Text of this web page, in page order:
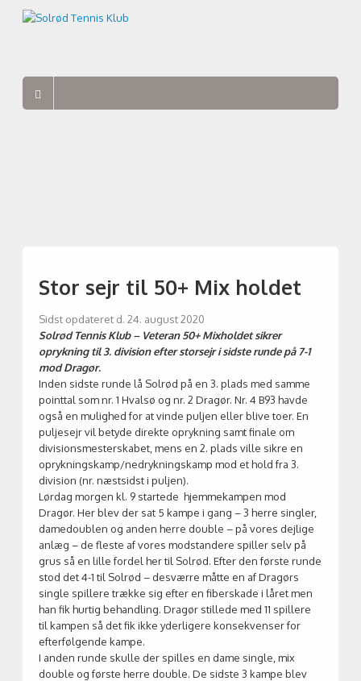
Stor sejr til 50+ Mix holdet
Sidst opdateret d. 24. august 2020
Solrød Tennis Klub – Veteran 50+ Mixholdet sikrer
oprykning til 3. division efter storsejr i sidste runde på 7-1
mod Dragør.
Inden sidste runde lå Solrød på en 3. plads med samme
pointtal som nr. 1 Hvalsø og nr. 2 Dragør. Nr. 4 B93 havde
også en mulighed for at vinde puljen eller blive toer. En
puljesejr vil betyde direkte oprykning samt finale om
divisionsmesterskabet, mens en 2. plads ville sikre en
oprykningskamp/nedrykningskamp mod et hold fra 3.
division (nr. næstsidst i puljen).
Lørdag morgen kl. 9 startede hjemmekampen mod
Dragør. Her blev der sat 5 kampe i gang – 3 herre singler,
damedoublen og anden herre double – på vores dejlige
anlæg – de fleste af vores modstandere spiller selv på
grus så en lille fordel her til Solrød. Efter den første runde
stod det 4-1 til Solrød – desværre måtte en af Dragørs
single spillere trække sig efter en fiberskade i låret men
han fik hurtig behandling. Dragør stillede med 11 spillere
til kampen så det fik ikke yderligere konsekvenser for
efterfølgende kampe.
I anden runde skulle der spilles en dame single, mix
double og første herre double. De sidste 3 kampe blev